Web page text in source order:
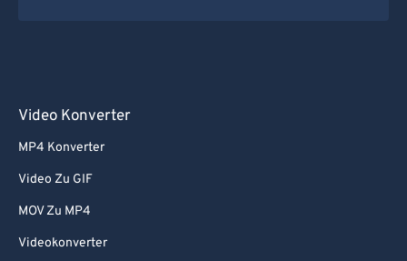
Video Konverter
MP4 Konverter
Video Zu GIF
MOV Zu MP4
Videokonverter